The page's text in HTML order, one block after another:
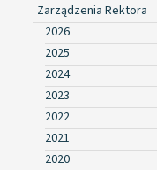
Zarządzenia Rektora
2026
2025
2024
2023
2022
2021
2020